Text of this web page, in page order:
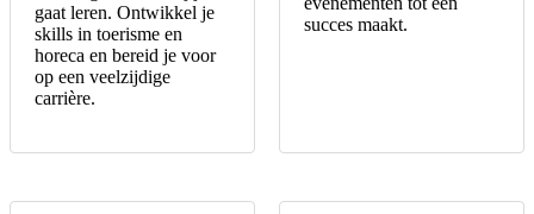
gaat leren. Ontwikkel je
skills in toerisme en
horeca en bereid je voor
op een veelzijdige
carrière.
succes maakt.